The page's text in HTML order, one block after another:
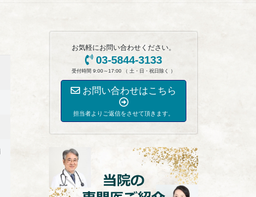
お気軽にお問い合わせください。
03-5844-3133
受付時間 9:00～17:00 （ 土・日・祝日除く ）
お問い合わせはこちら
担当者よりご返信をさせて頂きます。